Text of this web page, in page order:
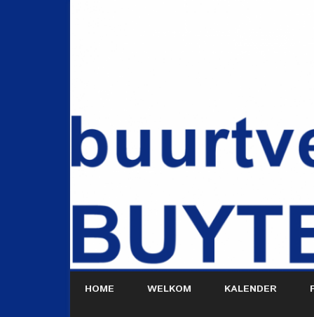
HOME WELKOM KALENDER